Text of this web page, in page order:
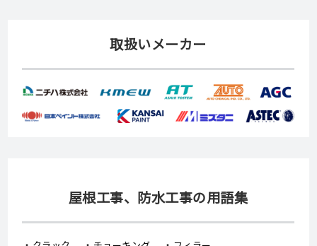
取扱いメーカー
屋根工事、防水工事の用語集